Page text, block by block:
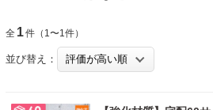
全 1件（1〜1件）
並び替え：